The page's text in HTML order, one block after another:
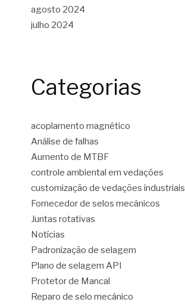
agosto 2024
julho 2024
Categorias
acoplamento magnético
Análise de falhas
Aumento de MTBF
controle ambiental em vedações
customização de vedações industriais
Fornecedor de selos mecânicos
Juntas rotativas
Notícias
Padronização de selagem
Plano de selagem API
Protetor de Mancal
Reparo de selo mecânico